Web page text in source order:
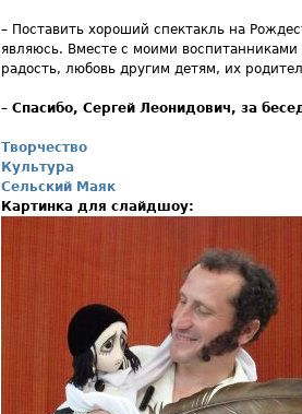
– Поставить хороший спектакль на
являюсь. Вместе с моими
радость, любовь другим детям, их
– Спасибо, Сергей Леонидович, за
Творчество
Культура
Сельский Маяк
Картинка для слайдшоу: